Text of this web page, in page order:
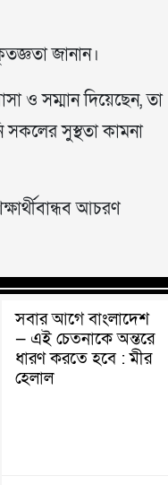
জানান।
ও সম্মান দিয়েছেন, তা
সুস্থতা কামনা
আচরণ
সবার আগে বাংলাদেশ
— এই চেতনাকে অন্তরে
ধারণ করতে হবে : মীর
হেলাল